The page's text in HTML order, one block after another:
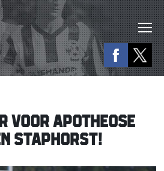
VOOR APOTHEOSE
STAPHORST!